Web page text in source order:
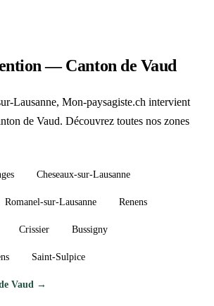
— Canton de Vaud
Lausanne, Mon-paysagiste.ch intervient
de Vaud. Découvrez toutes nos zones
Cheseaux-sur-Lausanne
Romanel-sur-Lausanne Renens
Crissier Bussigny
Saint-Sulpice
Vaud →